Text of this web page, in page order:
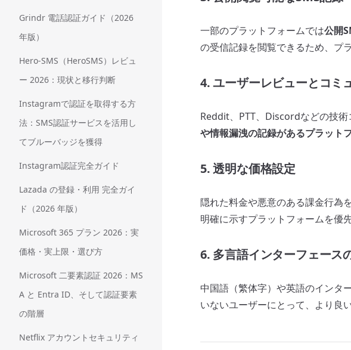
Grindr 電話認証ガイド（2026
年版）
Hero-SMS（HeroSMS）レビュ
ー 2026：現状と移行判断
Instagramで認証を取得する方
法：SMS認証サービスを活用し
てブルーバッジを獲得
Instagram認証完全ガイド
Lazada の登録・利用 完全ガイ
ド（2026 年版）
Microsoft 365 プラン 2026：実
価格・実上限・選び方
Microsoft 二要素認証 2026：MS
A と Entra ID、そして認証要素
の階層
Netflix アカウントセキュリティ
一部のプラットフォームでは公開
の受信記録を閲覧できるため、プ
4. ユーザーレビューとコミ
Reddit、PTT、Discordなどの技術
や情報漏洩の記録があるプラット
5. 透明な価格設定
隠れた料金や悪意のある課金行為
明確に示すプラットフォームを優
6. 多言語インターフェース
中国語（繁体字）や英語のインタ
いないユーザーにとって、より良